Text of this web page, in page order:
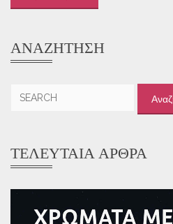
ΑΝΑΖΉΤΗΣΗ
ΤΕΛΕΥΤΑΊΑ ΆΡΘΡΑ